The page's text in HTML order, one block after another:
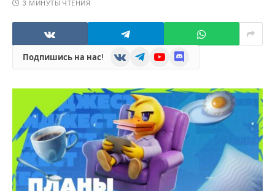
3 МИНУТЫ ЧТЕНИЯ
Подпишись на нас! VKontakteTelegramYouTubeDiscord